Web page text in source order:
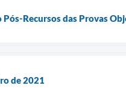
Recursos das Provas
de 2021